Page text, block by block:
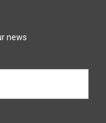
news